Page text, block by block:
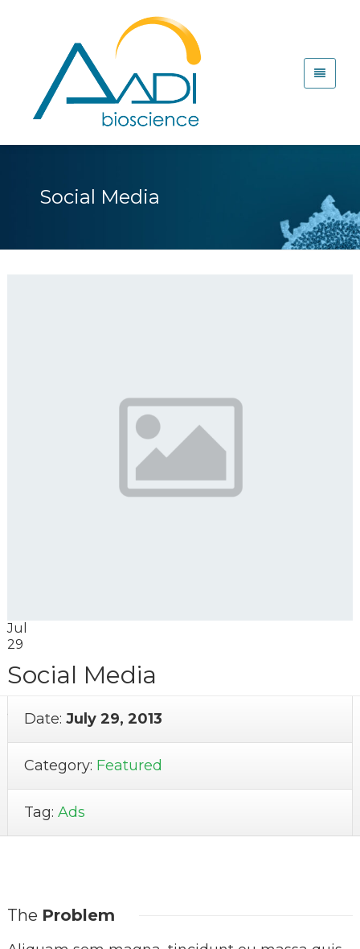
Social Media
Jul
29
Social Media
admin No comments yet
Date: July 29, 2013
Category: Featured
Tag: Ads
The Problem